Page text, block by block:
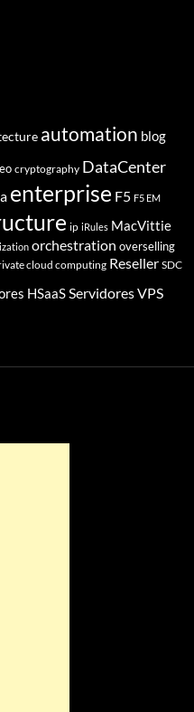
automation blog
cryptography DataCenter
enterprise F5 F5 EM
ip iRules MacVittie
orchestration overselling
cloud computing Reseller SDC
HSaaSServidores VPS